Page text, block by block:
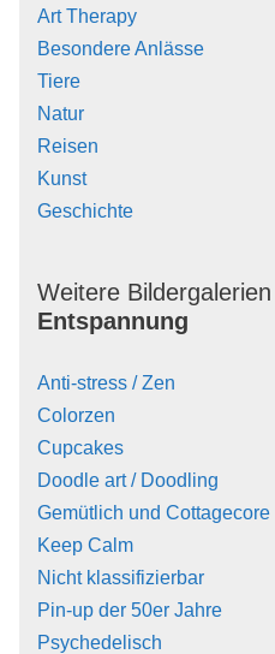
Art Therapy
Besondere Anlässe
Tiere
Natur
Reisen
Kunst
Geschichte
Weitere
Entspannung
Anti-stress / Zen
Colorzen
Cupcakes
Doodle art / Doodling
Gemütlich und Cottagecore
Keep Calm
Nicht klassifizierbar
Pin-up der 50er Jahre
Psychedelisch